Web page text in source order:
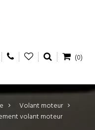
(0)
>
Volant moteur
volant moteur